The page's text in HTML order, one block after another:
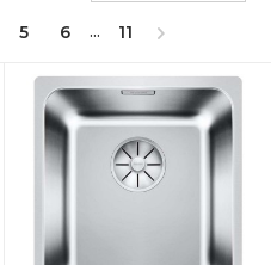
5 6 ... 11